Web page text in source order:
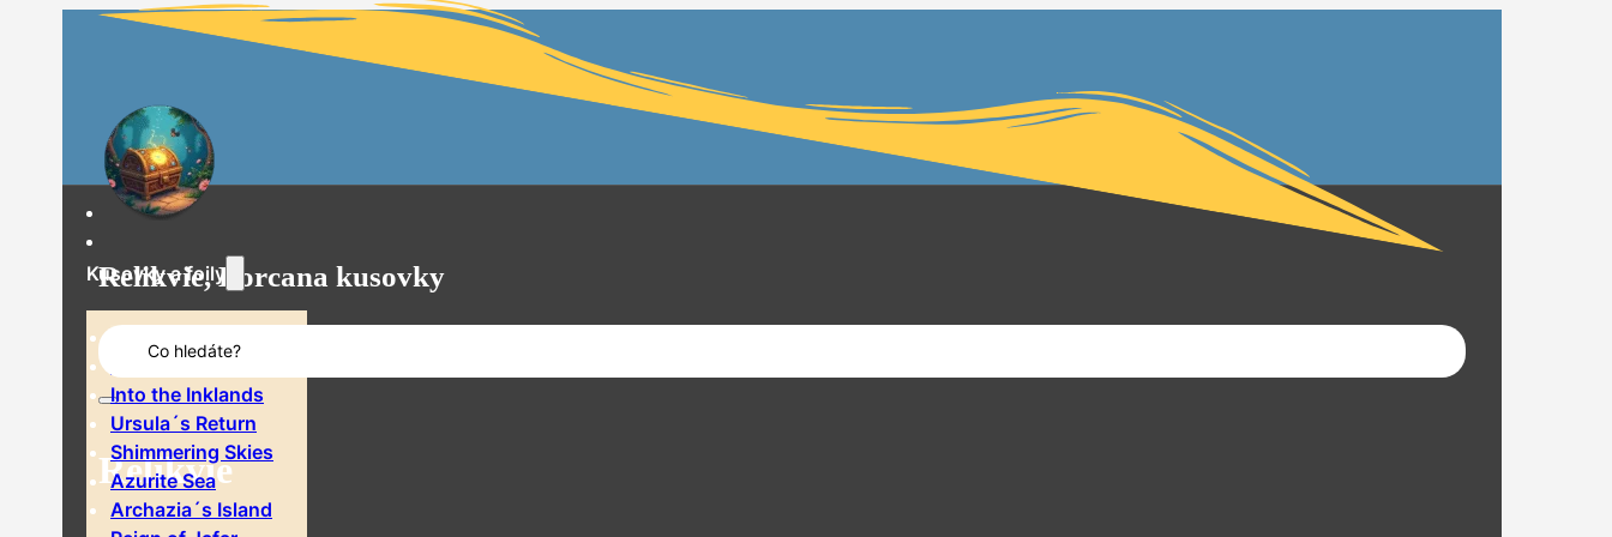
Relikvie, Lorcana kusovky
Search
...
Relikvie
Kusovky a foily
Rise of the Floodborn
Into the Inklands
Ursula´s Return
Shimmering Skies
Azurite Sea
Archazia´s Island